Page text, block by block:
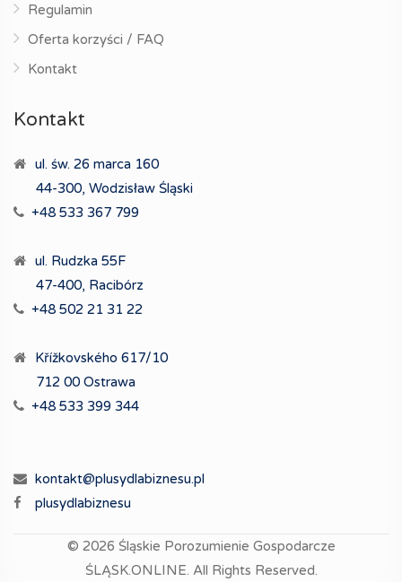
Regulamin
Oferta korzyści / FAQ
Kontakt
Kontakt
ul. św. 26 marca 160
44-300, Wodzisław Śląski
+48 533 367 799
ul. Rudzka 55F
47-400, Racibórz
+48 502 21 31 22
Křížkovského 617/10
712 00 Ostrawa
+48 533 399 344
kontakt@plusydlabiznesu.pl
plusydlabiznesu
© 2026 Śląskie Porozumienie Gospodarcze
ŚLĄSK.ONLINE. All Rights Reserved.